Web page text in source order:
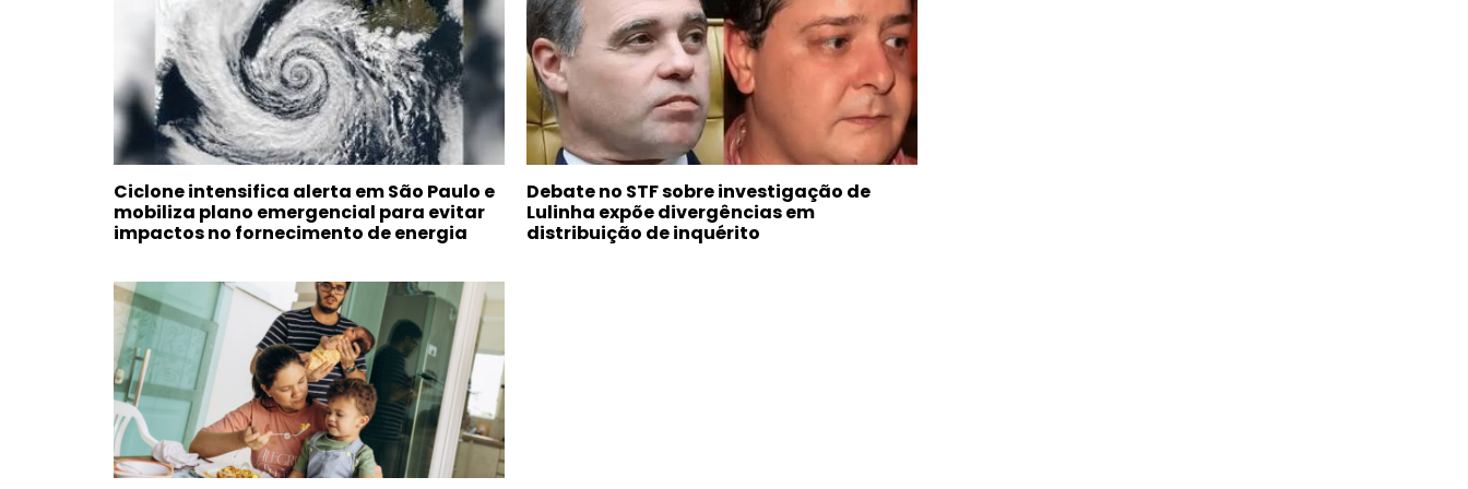
Ciclone intensifica alerta em São Paulo e
mobiliza plano emergencial para evitar
impactos no fornecimento de energia
Debate no STF sobre investigação de
Lulinha expõe divergências em
distribuição de inquérito